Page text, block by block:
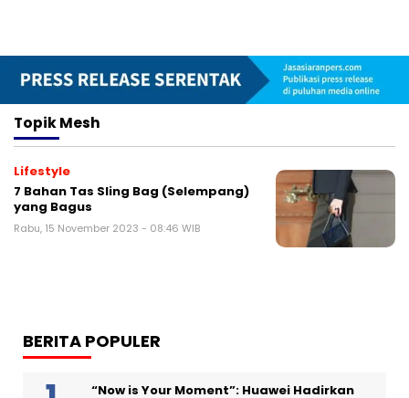
TopikMesh
Lifestyle
7 Bahan Tas Sling Bag (Selempang)
yang Bagus
Rabu, 15 November 2023 - 08:46 WIB
BERITA POPULER
“Now is Your Moment”: Huawei Hadirkan